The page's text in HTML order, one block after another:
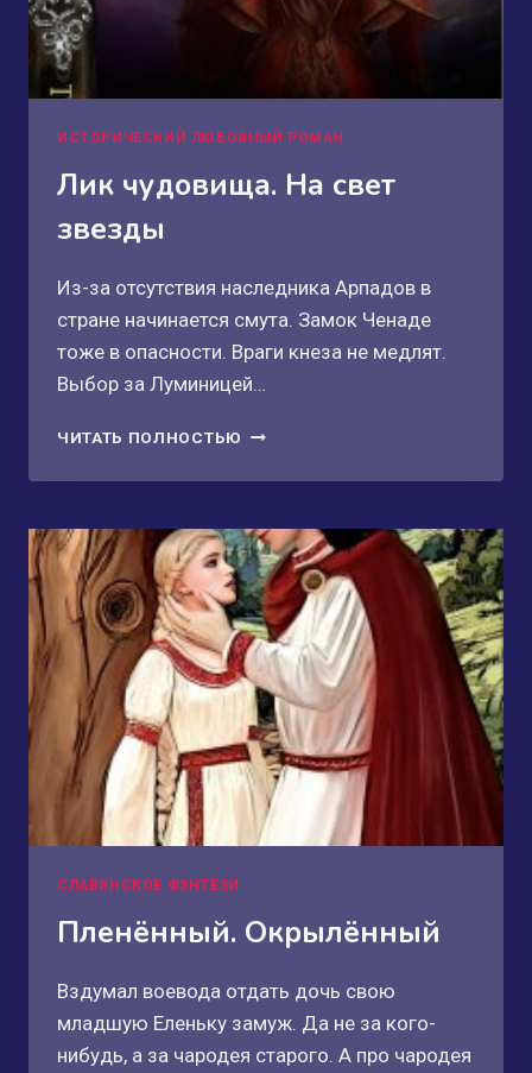
ИСТОРИЧЕСКИЙ ЛЮБОВНЫЙ РОМАН
Лик чудовища. На свет
звезды
Из-за отсутствия наследника Арпадов в
стране начинается смута. Замок Ченаде
тоже в опасности. Враги кнеза не медлят.
Выбор за Луминицей…
ЧИТАТЬ ПОЛНОСТЬЮ ЛИК
НА
ЗВЕЗДЫ
СЛАВЯНСКОЕ ФЭНТЕЗИ
Пленённый. Окрылённый
Вздумал воевода отдать дочь свою
младшую Еленьку замуж. Да не за кого-
нибудь, а за чародея старого. А про чародея